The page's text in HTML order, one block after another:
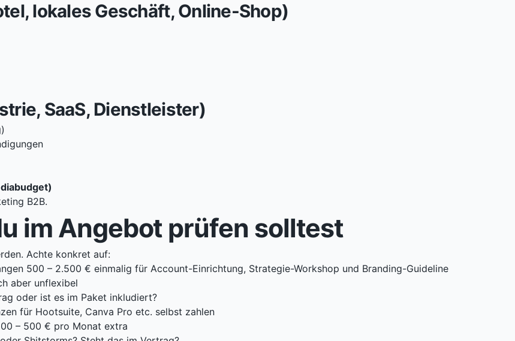
lokales Geschäft, Online-Shop)
SaaS, Dienstleister)
B2B.
im Angebot prüfen solltest
Achte konkret auf:
500 – 2.500 € einmalig für Account-Einrichtung, Strategie-Workshop und Branding-Guideline
aber unflexibel
oder ist es im Paket inkludiert?
für Hootsuite, Canva Pro etc. selbst zahlen
– 500 € pro Monat extra